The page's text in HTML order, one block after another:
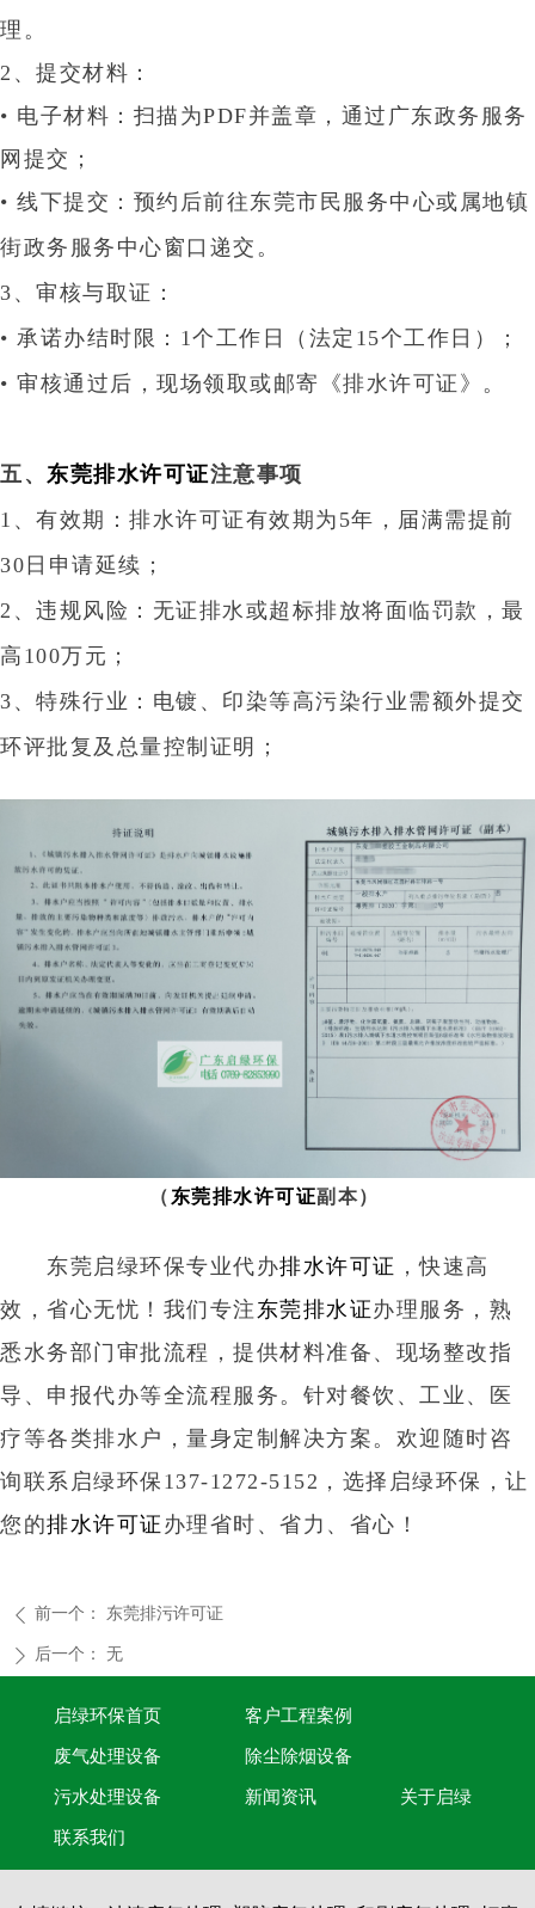
理‌。
2、‌提交材料‌：
• 电子材料：扫描为PDF并盖章，通过广东政务服务
网提交‌；
• 线下提交：预约后前往‌东莞市民服务中心‌或属地镇
街政务服务中心窗口递交‌。
3、‌审核与取证‌：
• 承诺办结时限：‌1个工作日‌（法定15个工作日）‌；
• 审核通过后，现场领取或邮寄《排水许可证》 ‌。
五、 东莞排水许可证注意事项‌
1、‌有效期‌：排水许可证有效期为‌5年‌，届满需提前
30日申请延续‌；
2、‌违规风险‌：无证排水或超标排放将面临罚款，最
高100万元；‌
3、‌特殊行业‌：电镀、印染等高污染行业需额外提交
环评批复及总量控制证明；‌
（ 东莞排水许可证副本）
东莞启绿环保专业代办排水许可证 ，快速高
效，省心无忧！我们专注 东莞排水证办理服务，熟
悉水务部门审批流程，提供材料准备、现场整改指
导、申报代办等全流程服务。针对餐饮、工业、医
疗等各类排水户，量身定制解决方案。欢迎随时咨
询联系启绿环保137-1272-5152，选择启绿环保，让
您的排水许可证 办理省时、省力、省心！
ꄴ 前一个： 东莞排污许可证
ꄲ 后一个： 无
启绿环保首页 客户工程案例
废气处理设备 除尘除烟设备
污水处理设备 新闻资讯 关于启绿
联系我们